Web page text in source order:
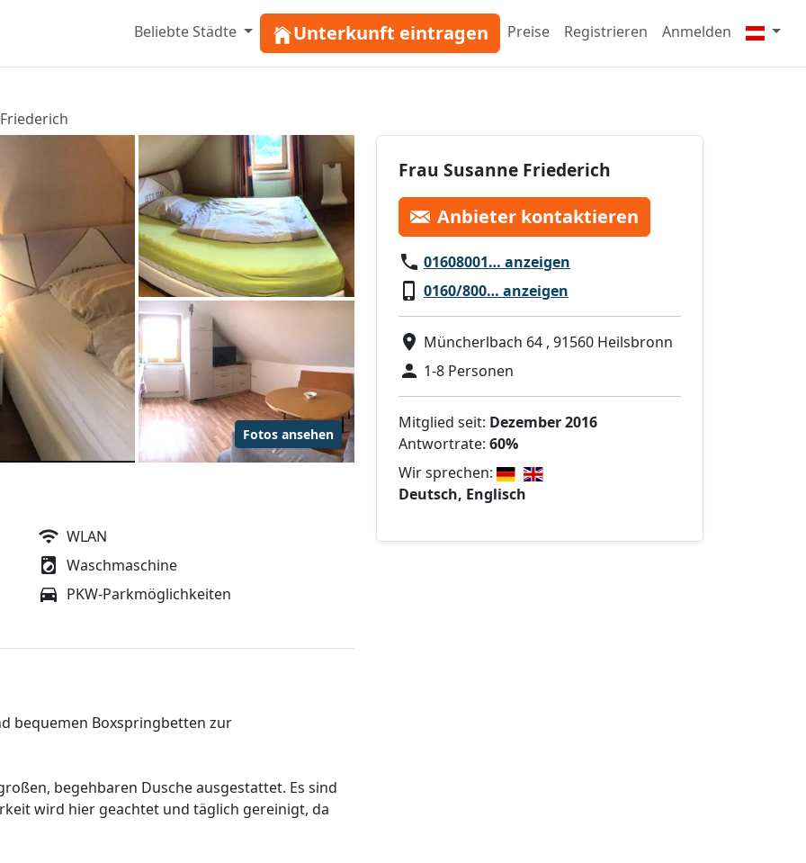
Beliebte Städte Unterkunft eintragen Preise Registrieren Anmelden
Friederich
Fotos ansehen
Frau Susanne Friederich
Anbieter kontaktieren
01608001… anzeigen
0160/800… anzeigen
Müncherlbach 64 , 91560 Heilsbronn
1-8 Personen
Mitglied seit: Dezember 2016
Antwortrate: 60%
Wir sprechen:
Deutsch, Englisch
WLAN
Waschmaschine
PKW-Parkmöglichkeiten
bequemen Boxspringbetten zur
begehbaren Dusche ausgestattet. Es sind
wird hier geachtet und täglich gereinigt, da